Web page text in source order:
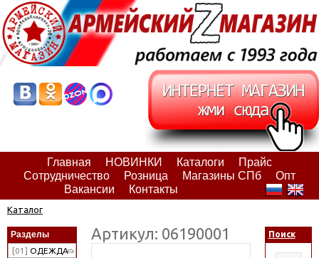
Главная НОВИНКИ Каталоги
Прайс
Сотрудничество
Розница Магазины СПб
Опт
Вакансии
Контакты
Каталог
Разделы
[01] ОДЕЖДА
Артикул: 06190001 Поиск